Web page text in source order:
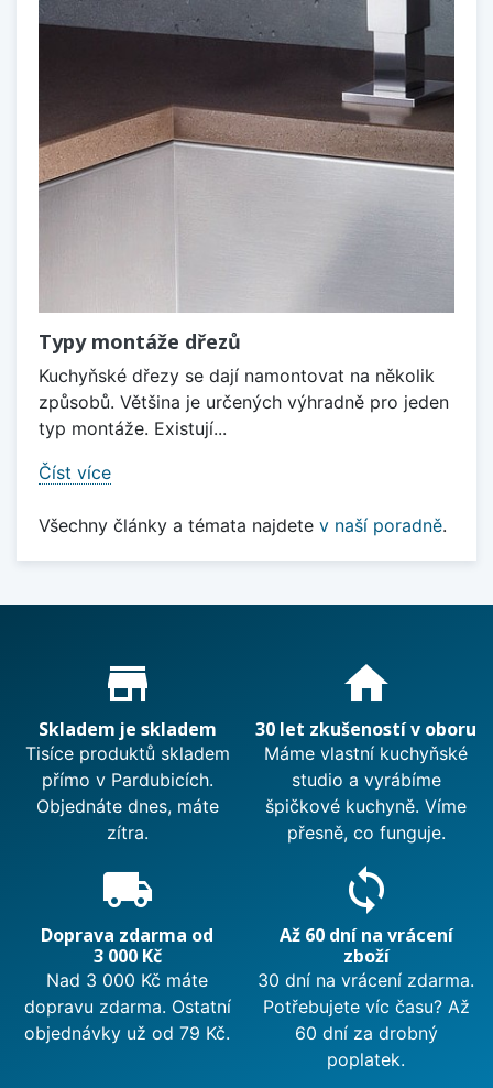
Typy montáže dřezů
Kuchyňské dřezy se dají namontovat na několik
způsobů. Většina je určených výhradně pro jeden
typ montáže. Existují...
Číst více
Všechny články a témata najdete v naší poradně.
Proč nakupovat u nás?
store_mall_directory
Skladem je skladem
Tisíce produktů skladem
přímo v Pardubicích.
Objednáte dnes, máte
zítra.
home
30 let zkušeností v oboru
Máme vlastní kuchyňské
studio a vyrábíme
špičkové kuchyně. Víme
přesně, co funguje.
local_shipping
Doprava zdarma od
3 000 Kč
Nad 3 000 Kč máte
dopravu zdarma. Ostatní
objednávky už od 79 Kč.
sync
Až 60 dní na vrácení
zboží
30 dní na vrácení zdarma.
Potřebujete víc času? Až
60 dní za drobný
poplatek.